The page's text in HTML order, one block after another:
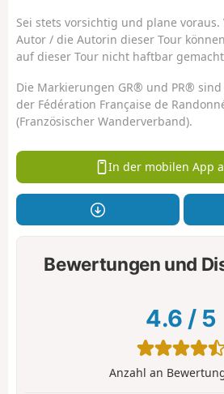
Sei stets vorsichtig und plane
Autor / die Autorin dieser Tour
auf dieser Tour nicht haftbar
Die Markierungen GR® und PR®
der Fédération Française de
(Französischer Wanderverband).
In der mobilen App
Bewertungen und
4.6 / 5
Anzahl an